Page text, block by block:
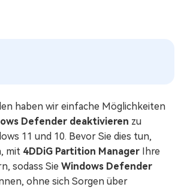
haben wir einfache Möglichkeiten
Defender deaktivieren zu
11 und 10. Bevor Sie dies tun,
mit 4DDiG Partition Manager Ihre
sodass Sie Windows Defender
ohne sich Sorgen über